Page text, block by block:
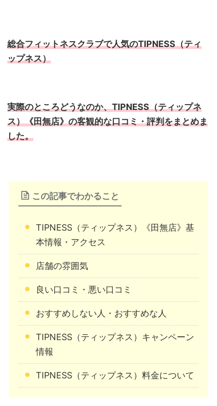
総合フィットネスクラブで人気のTIPNESS（ティ
ップネス）
実際のところどうなのか、TIPNESS（ティップネ
ス）《田無店》の客観的な口コミ・評判をまとめま
した。
この記事でわかること
TIPNESS（ティップネス）《田無店》基
本情報・アクセス
店舗の雰囲気
良い口コミ・悪い口コミ
おすすめしない人・おすすめな人
TIPNESS（ティップネス）キャンペーン
情報
TIPNESS（ティップネス）料金について